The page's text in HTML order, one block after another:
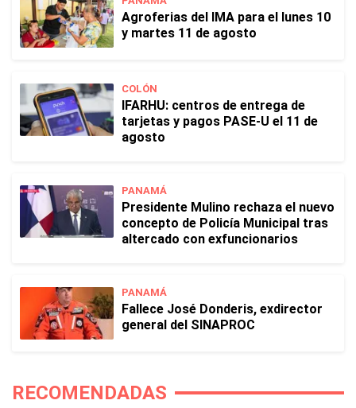
Agroferias del IMA para el lunes 10
y martes 11 de agosto
COLÓN
IFARHU: centros de entrega de
tarjetas y pagos PASE-U el 11 de
agosto
PANAMÁ
Presidente Mulino rechaza el nuevo
concepto de Policía Municipal tras
altercado con exfuncionarios
PANAMÁ
Fallece José Donderis, exdirector
general del SINAPROC
RECOMENDADAS